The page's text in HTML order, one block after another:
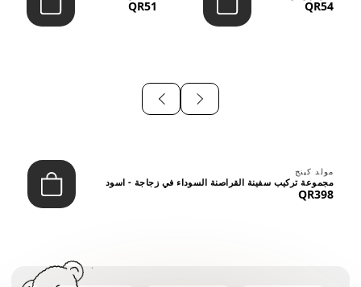
QR54
QR51
مولد كينج
مجموعة تركيب سفينة القراصنة السوداء في زجاجة - اسود
QR398